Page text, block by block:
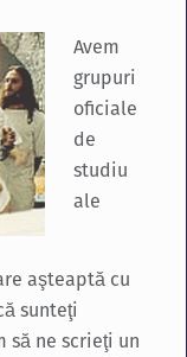
Avem
grupuri
oficiale
de
studiu
ale
aşteaptă cu
sunteţi
să ne scrieţi un